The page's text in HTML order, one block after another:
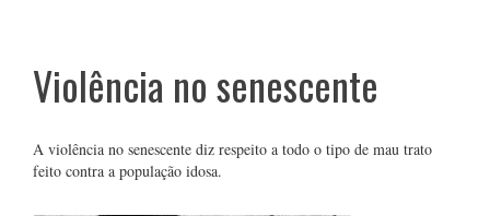
Violência no senescente
A violência no senescente diz respeito a todo o tipo de mau trato
feito contra a população idosa.